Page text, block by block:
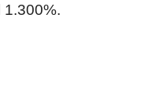
1.300%.